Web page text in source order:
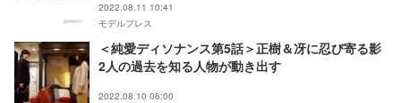
2022.08.11 10:41
モデルプレス
＜純愛ディソナンス第5話＞正樹＆冴に忍び寄る影
2人の過去を知る人物が動き出す
2022.08.10 06:00